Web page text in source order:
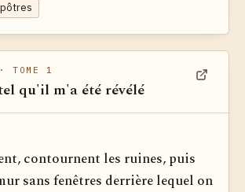
TOME 1
qu'il m'a été révélé
contournent les ruines, puis
sans fenêtres derrière lequel on